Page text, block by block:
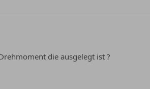
die ausgelegt ist ?